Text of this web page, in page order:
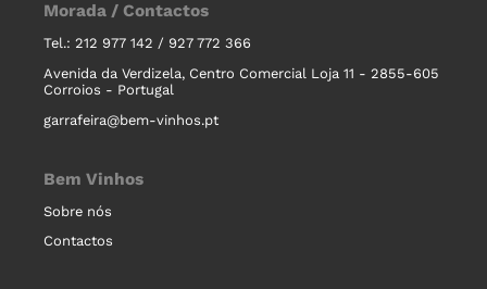
Morada / Contactos
Tel.: 212 977 142 / 927 772 366
Avenida da Verdizela, Centro Comercial Loja 11 - 2855-605
Corroios - Portugal
garrafeira@bem-vinhos.pt
Bem Vinhos
Sobre nós
Contactos